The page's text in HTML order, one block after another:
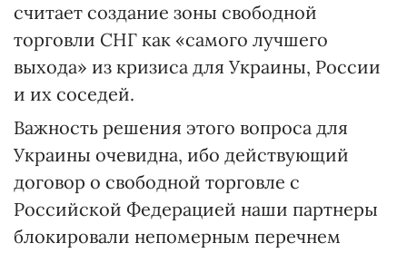
считает создание зоны свободной
торговли СНГ как «самого лучшего
выхода» из кризиса для Украины, России
и их соседей.
Важность решения этого вопроса для
Украины очевидна, ибо действующий
договор о свободной торговле с
Российской Федерацией наши партнеры
блокировали непомерным перечнем